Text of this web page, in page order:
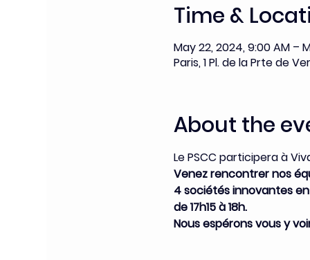
Time &
May 22, 2024, 9:00 AM –
Paris, 1 Pl. de la Prte de
About the
Le PSCC participera à
Venez rencontrer nos
4 sociétés innovantes
de 17h15 à 18h.
Nous espérons vous y